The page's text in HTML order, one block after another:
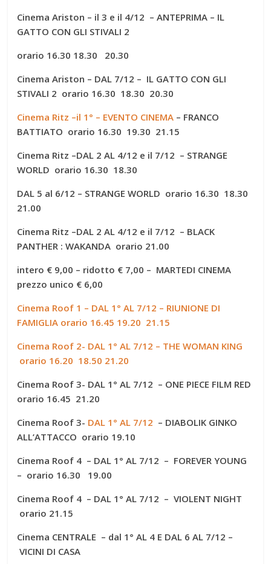
Cinema Ariston – il 3 e il 4/12 – ANTEPRIMA – IL
GATTO CON GLI STIVALI 2
orario 16.30 18.30 20.30
Cinema Ariston – DAL 7/12 – IL GATTO CON GLI
STIVALI 2 orario 16.30 18.30 20.30
Cinema Ritz –il 1° – EVENTO CINEMA – FRANCO
BATTIATO orario 16.30 19.30 21.15
Cinema Ritz –DAL 2 AL 4/12 e il 7/12 – STRANGE
WORLD orario 16.30 18.30
DAL 5 al 6/12 – STRANGE WORLD orario 16.30 18.30
21.00
Cinema Ritz –DAL 2 AL 4/12 e il 7/12 – BLACK
PANTHER : WAKANDA orario 21.00
intero € 9,00 – ridotto € 7,00 – MARTEDI CINEMA
prezzo unico € 6,00
Cinema Roof 1 – DAL 1° AL 7/12 – RIUNIONE DI
FAMIGLIA orario 16.45 19.20 21.15
Cinema Roof 2- DAL 1° AL 7/12 – THE WOMAN KING
orario 16.20 18.50 21.20
Cinema Roof 3- DAL 1° AL 7/12 – ONE PIECE FILM RED
orario 16.45 21.20
Cinema Roof 3- DAL 1° AL 7/12 – DIABOLIK GINKO
ALL’ATTACCO orario 19.10
Cinema Roof 4 – DAL 1° AL 7/12 – FOREVER YOUNG
– orario 16.30 19.00
Cinema Roof 4 – DAL 1° AL 7/12 – VIOLENT NIGHT
orario 21.15
Cinema CENTRALE – dal 1° AL 4 E DAL 6 AL 7/12 –
VICINI DI CASA